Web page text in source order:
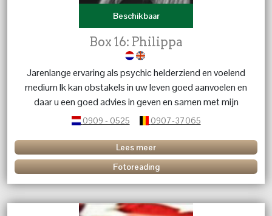
Beschikbaar
Box 16: Philippa
Jarenlange ervaring als psychic helderziend en voelend
medium Ik kan obstakels in uw leven goed aanvoelen en
daar u een goed advies in geven en samen met mijn
gidsen tot een oplossing komen.
0909 - 0525 0907-37065
Lees meer
Fotoreading